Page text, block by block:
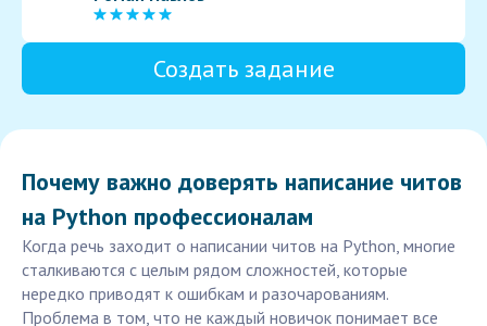
Создать задание
Почему важно доверять написание читов
на Python профессионалам
Когда речь заходит о написании читов на Python, многие
сталкиваются с целым рядом сложностей, которые
нередко приводят к ошибкам и разочарованиям.
Проблема в том, что не каждый новичок понимает все